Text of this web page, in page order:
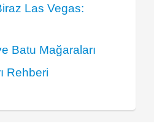
Las Vegas:
Batu Mağaraları
Rehberi